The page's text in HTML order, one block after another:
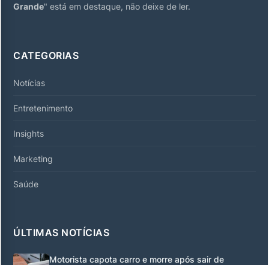
Grande" está em destaque, não deixe de ler.
CATEGORIAS
Notícias
Entretenimento
Insights
Marketing
Saúde
ÚLTIMAS NOTÍCIAS
Motorista capota carro e morre após sair de